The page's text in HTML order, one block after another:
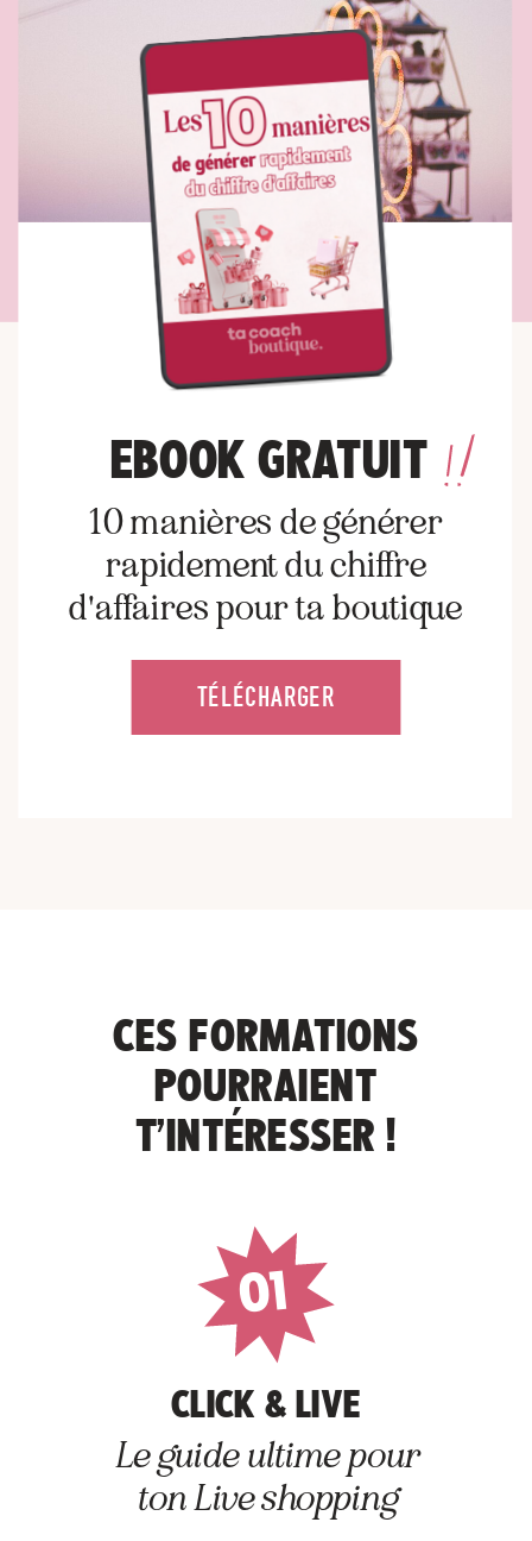
10 manières de générer
rapidement du chiffre
d'affaires pour ta boutique
EBOOK GRATUIT
TÉLÉCHARGER
CES FORMATIONS
POURRAIENT
T’INTÉRESSER !
01
Le guide ultime pour
ton Live shopping
CLICK & LIVE